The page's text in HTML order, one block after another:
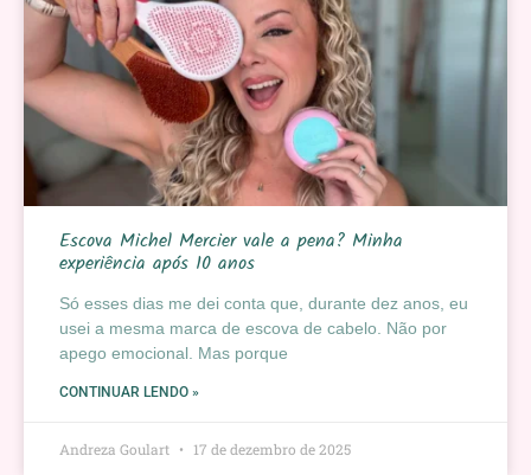
Escova Michel Mercier vale a pena? Minha
experiência após 10 anos
Só esses dias me dei conta que, durante dez anos, eu
usei a mesma marca de escova de cabelo. Não por
apego emocional. Mas porque
CONTINUAR LENDO »
Andreza Goulart 17 de dezembro de 2025